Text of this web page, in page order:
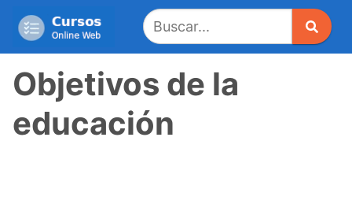
Objetivos de la
educación